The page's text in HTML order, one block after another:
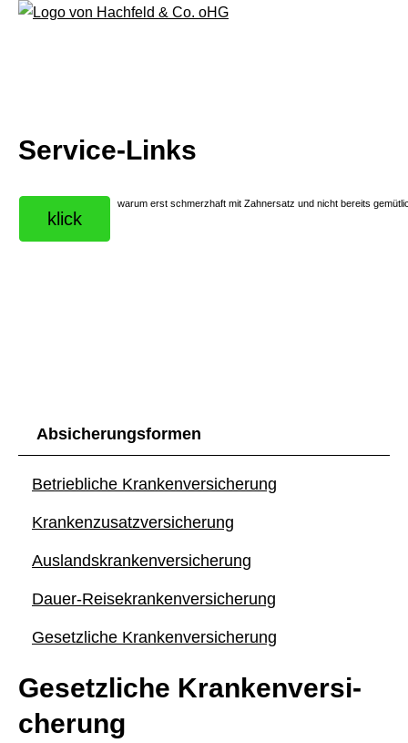
Service-Links
klick
warum erst schmerzhaft mit Zahnersatz und nicht bereits
Absicherungsformen
Betriebliche Kranken­ver­si­che­rung
Kranken­zusatz­ver­si­che­rung
Auslandskrankenversicherung
Dauer-Reise­kranken­ver­si­che­rung
Gesetzliche Kranken­ver­si­che­rung
Gesetzliche Kranken­ver­si­
che­rung